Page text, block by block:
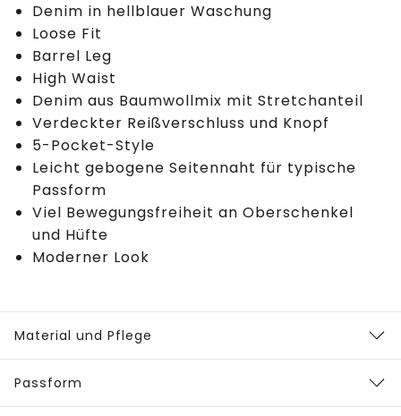
Denim in hellblauer Waschung
Loose Fit
Barrel Leg
High Waist
Denim aus Baumwollmix mit Stretchanteil
Verdeckter Reißverschluss und Knopf
5-Pocket-Style
Leicht gebogene Seitennaht für typische
Passform
Viel Bewegungsfreiheit an Oberschenkel
und Hüfte
Moderner Look
Material und Pflege
Passform